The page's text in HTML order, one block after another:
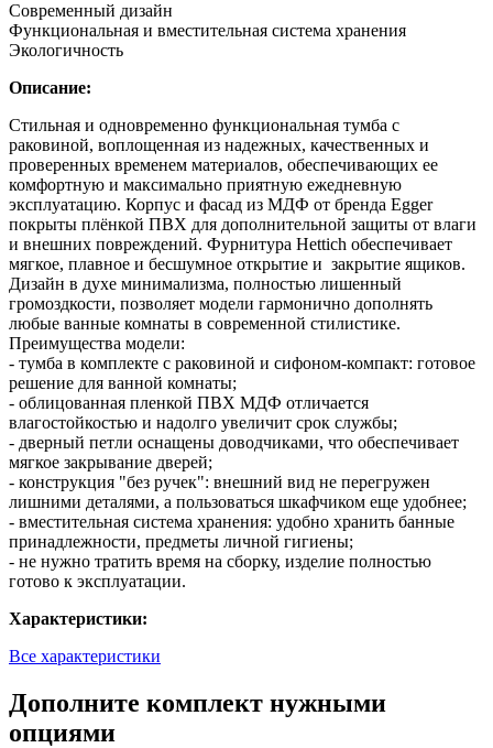
Современный дизайн
Функциональная и вместительная система хранения
Экологичность
Описание:
Стильная и одновременно функциональная тумба с
раковиной, воплощенная из надежных, качественных и
проверенных временем материалов, обеспечивающих ее
комфортную и максимально приятную ежедневную
эксплуатацию. Корпус и фасад из МДФ от бренда Egger
покрыты плёнкой ПВХ для дополнительной защиты от влаги
и внешних повреждений. Фурнитура Hettich обеспечивает
мягкое, плавное и бесшумное открытие и закрытие ящиков.
Дизайн в духе минимализма, полностью лишенный
громоздкости, позволяет модели гармонично дополнять
любые ванные комнаты в современной стилистике.
Преимущества модели:
- тумба в комплекте с раковиной и сифоном-компакт: готовое
решение для ванной комнаты;
- облицованная пленкой ПВХ МДФ отличается
влагостойкостью и надолго увеличит срок службы;
- дверный петли оснащены доводчиками, что обеспечивает
мягкое закрывание дверей;
- конструкция "без ручек": внешний вид не перегружен
лишними деталями, а пользоваться шкафчиком еще удобнее;
- вместительная система хранения: удобно хранить банные
принадлежности, предметы личной гигиены;
- не нужно тратить время на сборку, изделие полностью
готово к эксплуатации.
Характеристики:
Все характеристики
Дополните комплект нужными
опциями